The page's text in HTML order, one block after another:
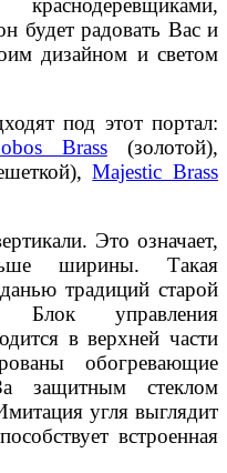
будет радовать Вас и
дизайном и светом
под этот портал:
Brass(золотой),
Majestic Brass
Это означает,
ширины. Такая
традиций старой
Блок управления
в верхней части
обогревающие
защитным стеклом
угля выглядит
встроенная